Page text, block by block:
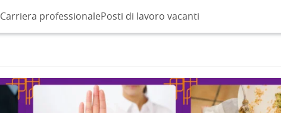
Carriera professionalePosti di lavoro vacanti